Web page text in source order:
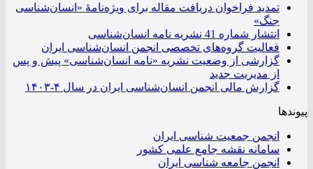
تمدید فراخوان دریافت مقاله برای ویژه‌نامۀ «انسان‌شناسی
جنگ»
انتشار شماره 41 نشریه نامه انسان‌شناسی
فعالیت گروه‌های تخصصی انجمن انسان‌شناسی ایران
گزارشی از وضعیت نشریه «نامه انسان‌شناسی» پیش و پس
از مدیریت جدید
گزارش مالی انجمن انسان‌شناسی ایران در سال ۴-۱۴۰۳
پیوندها
انجمن جمعیت شناسی ایران
سامانه نقشه جامع علمی کشور
انجمن جامعه شناسی ایران